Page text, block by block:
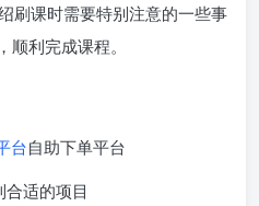
刷课时需要特别注意的一些事
利完成课程。
台自助下单平台
适的项目